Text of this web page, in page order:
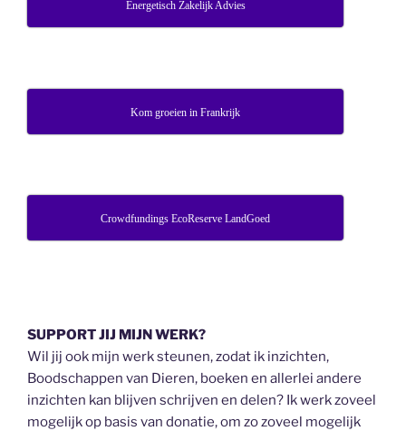
Energetisch Zakelijk Advies
Kom groeien in Frankrijk
Crowdfundings EcoReserve LandGoed
SUPPORT JIJ MIJN WERK?
Wil jij ook mijn werk steunen, zodat ik inzichten,
Boodschappen van Dieren, boeken en allerlei andere
inzichten kan blijven schrijven en delen? Ik werk zoveel
mogelijk op basis van donatie, om zo zoveel mogelijk